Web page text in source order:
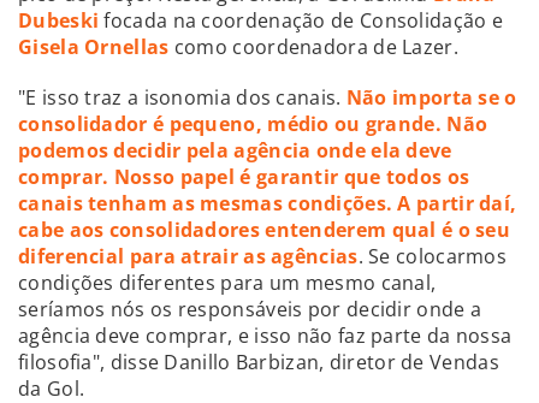
Dubeski focada na coordenação de Consolidação e
Gisela Ornellas como coordenadora de Lazer.
"E isso traz a isonomia dos canais. Não importa se o
consolidador é pequeno, médio ou grande. Não
podemos decidir pela agência onde ela deve
comprar. Nosso papel é garantir que todos os
canais tenham as mesmas condições. A partir daí,
cabe aos consolidadores entenderem qual é o seu
diferencial para atrair as agências. Se colocarmos
condições diferentes para um mesmo canal,
seríamos nós os responsáveis por decidir onde a
agência deve comprar, e isso não faz parte da nossa
filosofia", disse Danillo Barbizan, diretor de Vendas
da Gol.